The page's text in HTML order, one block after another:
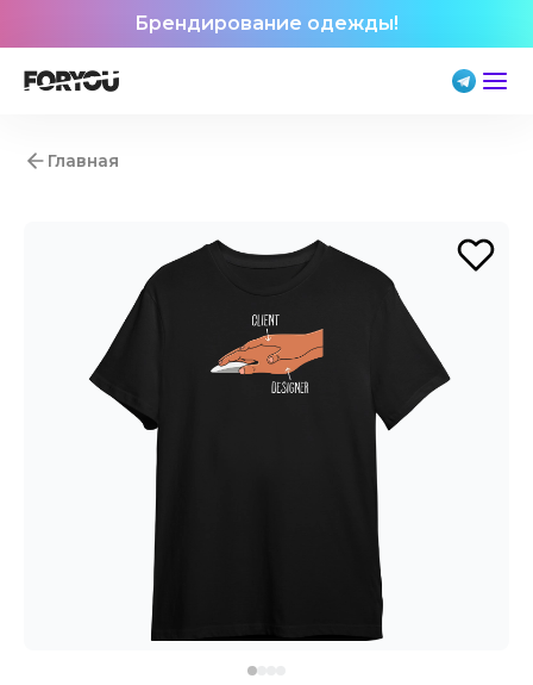
Брендирование одежды!
Главная